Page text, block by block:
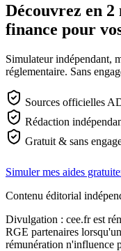
Découvrez en
finance pour
Simulateur indépendant,
réglementaire. Sans
Sources officielles
Rédaction
Gratuit & sans
Simuler mes aides
Contenu éditorial
Divulgation : cee.fr est
RGE partenaires
rémunération n'influence